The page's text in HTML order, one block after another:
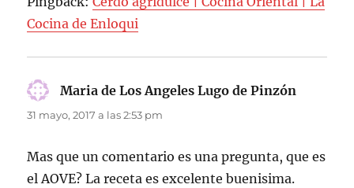
Cocina de Enloqui
Maria de Los Angeles Lugo de Pinzón
31 mayo, 2017 a las 2:53 pm
Mas que un comentario es una pregunta, que es
el AOVE? La receta es excelente buenisima.